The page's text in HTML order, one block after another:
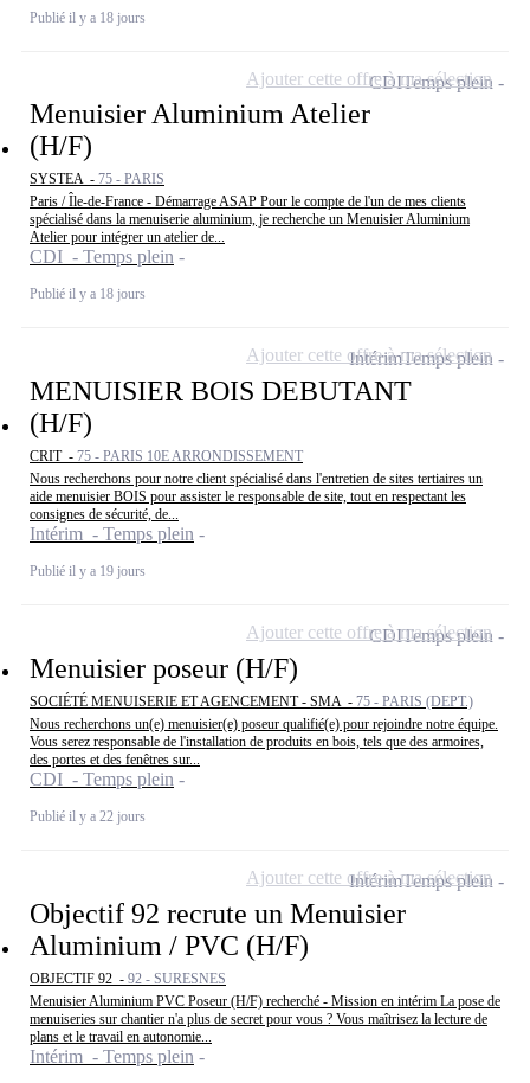
Publié il y a 18 jours
Menuisier Aluminium Atelier
(H/F)
SYSTEA - 75 - PARIS
Paris / Île-de-France - Démarrage ASAP Pour le compte de l'un de mes clients
spécialisé dans la menuiserie aluminium, je recherche un Menuisier Aluminium
Atelier pour intégrer un atelier de...
CDI - Temps plein
Publié il y a 18 jours
CDITemps plein
Ajouter cette offre à ma sélection
MENUISIER BOIS DEBUTANT
(H/F)
CRIT - 75 - PARIS 10E ARRONDISSEMENT
Nous recherchons pour notre client spécialisé dans l'entretien de sites tertiaires un
aide menuisier BOIS pour assister le responsable de site, tout en respectant les
consignes de sécurité, de...
Intérim - Temps plein
Publié il y a 19 jours
IntérimTemps plein
Ajouter cette offre à ma sélection
Menuisier poseur (H/F)
SOCIÉTÉ MENUISERIE ET AGENCEMENT - SMA - 75 - PARIS (DEPT.)
Nous recherchons un(e) menuisier(e) poseur qualifié(e) pour rejoindre notre équipe.
Vous serez responsable de l'installation de produits en bois, tels que des armoires,
des portes et des fenêtres sur...
CDI - Temps plein
Publié il y a 22 jours
CDITemps plein
Ajouter cette offre à ma sélection
Objectif 92 recrute un Menuisier
Aluminium / PVC (H/F)
OBJECTIF 92 - 92 - SURESNES
Menuisier Aluminium PVC Poseur (H/F) recherché - Mission en intérim La pose de
menuiseries sur chantier n'a plus de secret pour vous ? Vous maîtrisez la lecture de
plans et le travail en autonomie...
Intérim - Temps plein
IntérimTemps plein
Ajouter cette offre à ma sélection